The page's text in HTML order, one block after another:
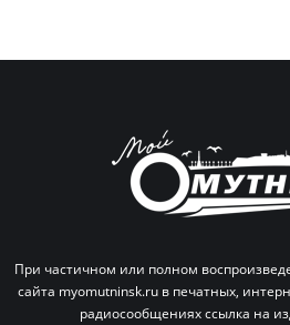
При частичном или полном
сайта myomutninsk.ru в печатных,
радиосообщениях ссылка на